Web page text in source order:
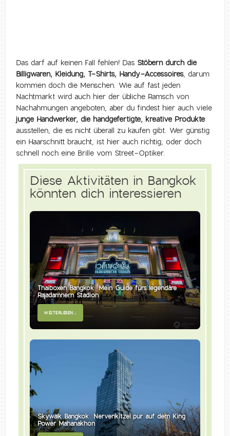
Das darf auf keinen Fall fehlen! Das Stöbern durch die
Billigwaren, Kleidung, T-Shirts, Handy-Accessoires, darum
kommen doch die Menschen. Wie auf fast jeden
Nachtmarkt wird auch hier der übliche Ramsch von
Nachahmungen angeboten, aber du findest hier auch viele
junge Handwerker, die handgefertigte, kreative Produkte
ausstellen, die es nicht überall zu kaufen gibt. Wer günstig
ein Haarschnitt braucht, ist hier auch richtig, oder doch
schnell noch eine Brille vom Street-Optiker.
Diese Aktivitäten in Bangkok
könnten dich interessieren
Thaiboxen Bangkok: Mein Guide fürs legendäre
Rajadamnern Stadion
WEITERLESEN...
Skywalk Bangkok: Nervenkitzel pur auf dem King
Power Mahanakhon